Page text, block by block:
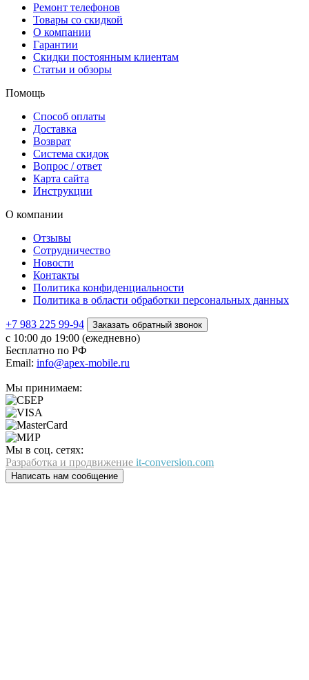
Ремонт телефонов
Товары со скидкой
О компании
Гарантии
Скидки постоянным клиентам
Статьи и обзоры
Помощь
Способ оплаты
Доставка
Возврат
Система скидок
Вопрос / ответ
Карта сайта
Инструкции
О компании
Отзывы
Сотрудничество
Новости
Контакты
Политика конфиденциальности
Политика в области обработки персональных данных
+7 983 225 99-94 Заказать обратный звонок
с 10:00 до 19:00 (ежедневно)
Бесплатно по РФ
Email: info@apex-mobile.ru
Мы принимаем:
Мы в соц. сетях:
Разработка и продвижение it-conversion.com
Написать нам сообщение